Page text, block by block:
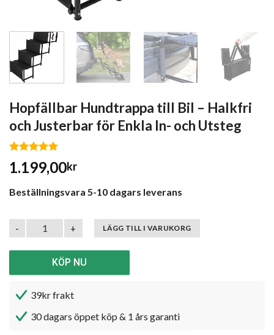
Hopfällbar Hundtrappa till Bil – Halkfri
och Justerbar för Enkla In- och Utsteg
Betygsatt
5.00av 5
kundrecensioner
1.199,00kr
Beställningsvara 5-10 dagars leverans
Hopfällbar Hundtrappa till Bil – Halkfri och Justerbar för Enkla
LÄGG TILL I VARUKORG
KÖP NU
39kr frakt
30 dagars öppet köp & 1 års garanti